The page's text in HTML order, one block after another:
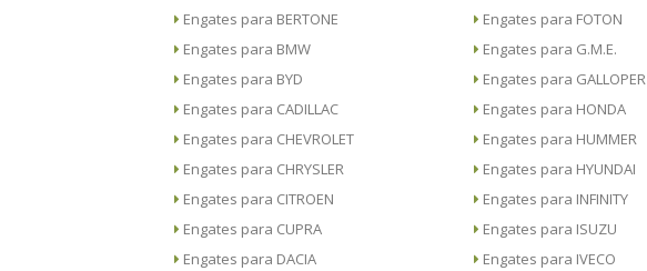
Engates para BERTONE
Engates para BMW
Engates para BYD
Engates para CADILLAC
Engates para CHEVROLET
Engates para CHRYSLER
Engates para CITROEN
Engates para CUPRA
Engates para DACIA
Engates para FOTON
Engates para G.M.E.
Engates para GALLOPER
Engates para HONDA
Engates para HUMMER
Engates para HYUNDAI
Engates para INFINITY
Engates para ISUZU
Engates para IVECO